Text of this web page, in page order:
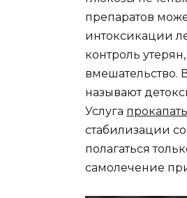
препаратов
интоксикации
контроль
вмешательство.
называют
Услуга
стабилизации
полагаться
самолечение